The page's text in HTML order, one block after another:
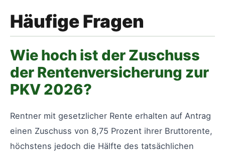
Häufige Fragen
Wie hoch ist der Zuschuss
der Rentenversicherung zur
PKV 2026?
Rentner mit gesetzlicher Rente erhalten auf Antrag
einen Zuschuss von 8,75 Prozent ihrer Bruttorente,
höchstens jedoch die Hälfte des tatsächlichen